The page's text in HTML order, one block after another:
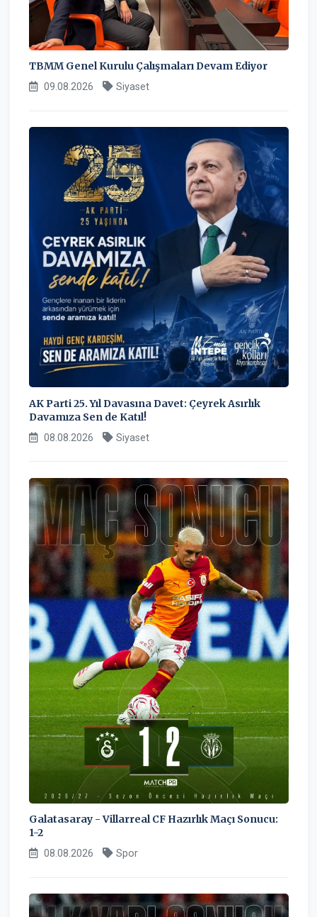
TBMM Genel Kurulu Çalışmaları Devam Ediyor
09.08.2026 Siyaset
AK Parti 25. Yıl Davasına Davet: Çeyrek Asırlık
Davamıza Sen de Katıl!
08.08.2026 Siyaset
Galatasaray - Villarreal CF Hazırlık Maçı Sonucu:
1-2
08.08.2026 Spor